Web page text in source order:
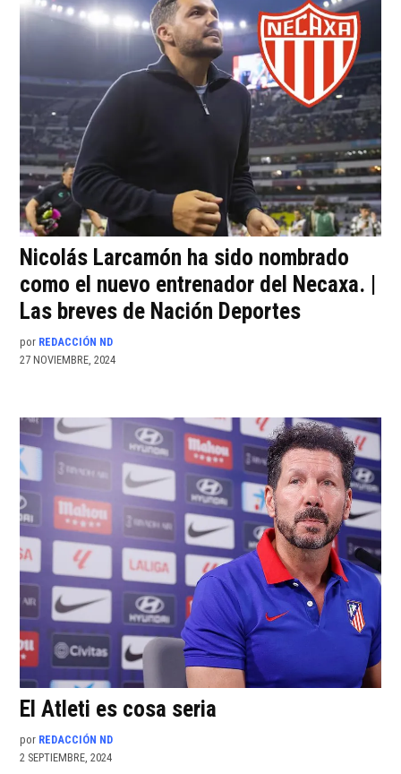
Nicolás Larcamón ha sido nombrado
como el nuevo entrenador del Necaxa. |
Las breves de Nación Deportes
por REDACCIÓN ND
27 NOVIEMBRE, 2024
El Atleti es cosa seria
por REDACCIÓN ND
2 SEPTIEMBRE, 2024